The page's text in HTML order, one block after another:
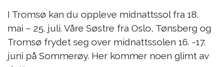
I Tromsø kan du oppleve midnattssol fra 18.
mai – 25. juli. Våre Søstre fra Oslo, Tønsberg og
Tromsø frydet seg over midnattssolen 16. -17.
juni på Sommerøy. Her kommer noen glimt av